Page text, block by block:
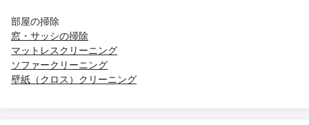
部屋の掃除
窓・サッシの掃除
マットレスクリーニング
ソファークリーニング
壁紙（クロス）クリーニング